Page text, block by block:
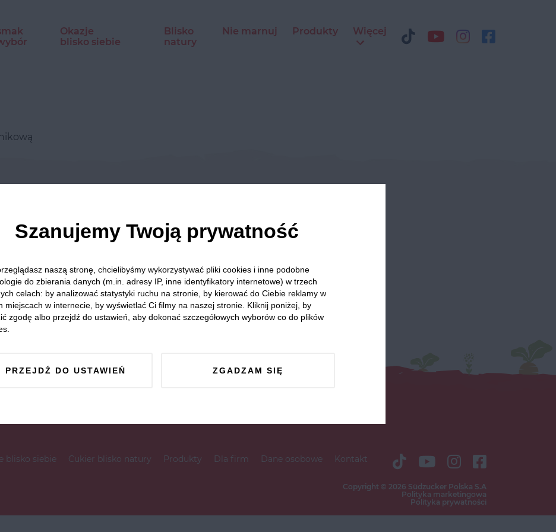
Okazje
blisko siebie
Blisko
natury
Nie marnuj Produkty Więcej
blisko siebie Cukier blisko natury Produkty Dla firm Dane osobowe Kontakt
Copyright © 2026 Südzucker Polska S.A
Polityka marketingowa
Polityka prywatności
Szanujemy Twoją prywatność
naszą stronę, chcielibyśmy wykorzystywać pliki cookies i inne podobne
do zbierania danych (m.in. adresy IP, inne identyfikatory internetowe) w trzech
celach: by analizować statystyki ruchu na stronie, by kierować do Ciebie reklamy w
miejscach w internecie, by wyświetlać Ci filmy na naszej stronie. Kliknij poniżej, by
zgodę albo przejdź do ustawień, aby dokonać szczegółowych wyborów co do plików
PRZEJDŹ DO USTAWIEŃ ZGADZAM SIĘ